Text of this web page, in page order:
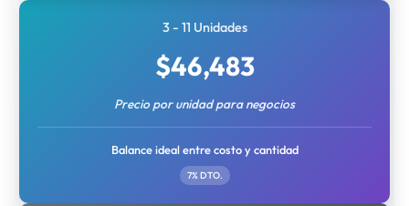
3 - 11 Unidades
$46,483
Precio por unidad para negocios
Balance ideal entre costo y cantidad
7% DTO.